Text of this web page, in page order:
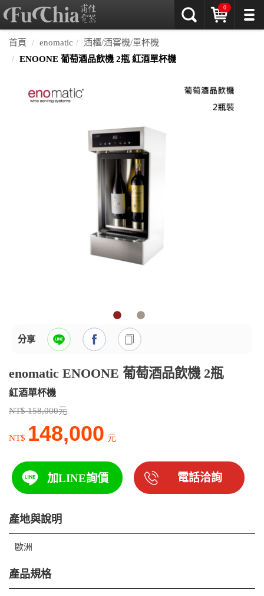
0
首頁 enomatic
酒櫃/酒窖機/單杯機
ENOONE 葡萄酒品飲機 2瓶 紅酒單杯機
分享
enomatic ENOONE 葡萄酒品飲機 2瓶
紅酒單杯機
NT$ 158,000元
NT$ 148,000 元
加LINE詢價 電話洽詢
產地與說明
歐洲
產品規格